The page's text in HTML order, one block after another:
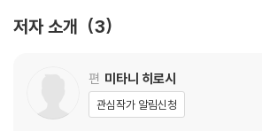
2. 명대(明代) 호남성(湖南省)의 환경과 역병(
1. 명대 호남성의 역병 분포
2. 환경과 역병
저자 소개 3
편 미타니 히로시
관심작가 알림신청